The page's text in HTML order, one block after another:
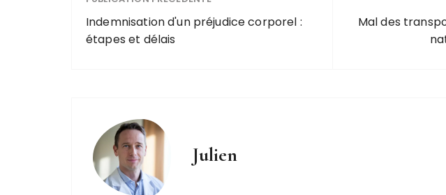
Indemnisation d'un préjudice corporel :
étapes et délais
Mal des
Julien